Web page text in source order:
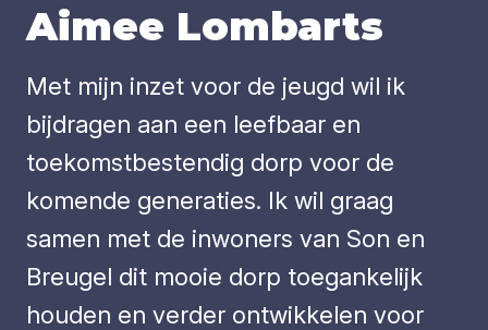
Aimee Lombarts
Met mijn inzet voor de jeugd wil ik
bijdragen aan een leefbaar en
toekomstbestendig dorp voor de
komende generaties. Ik wil graag
samen met de inwoners van Son en
Breugel dit mooie dorp toegankelijk
houden en verder ontwikkelen voor